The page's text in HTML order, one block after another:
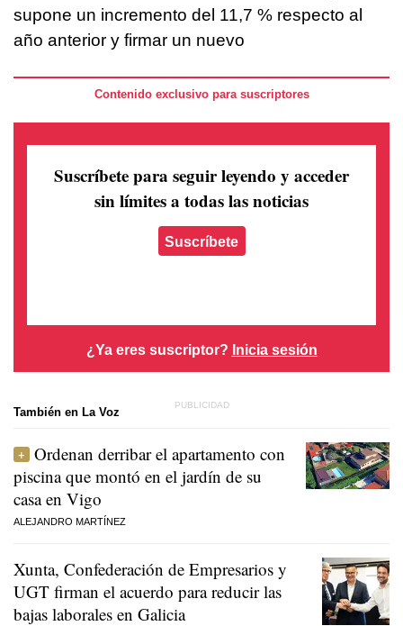
supone un incremento del 11,7 % respecto al
año anterior y firmar un nuevo
Contenido exclusivo para suscriptores
Suscríbete para seguir leyendo y acceder
sin límites a todas las noticias
Suscríbete
¿Ya eres suscriptor? Inicia sesión
También en La Voz
Ordenan derribar el apartamento con
piscina que montó en el jardín de su
casa en Vigo
ALEJANDRO MARTÍNEZ
Xunta, Confederación de Empresarios y
UGT firman el acuerdo para reducir las
bajas laborales en Galicia